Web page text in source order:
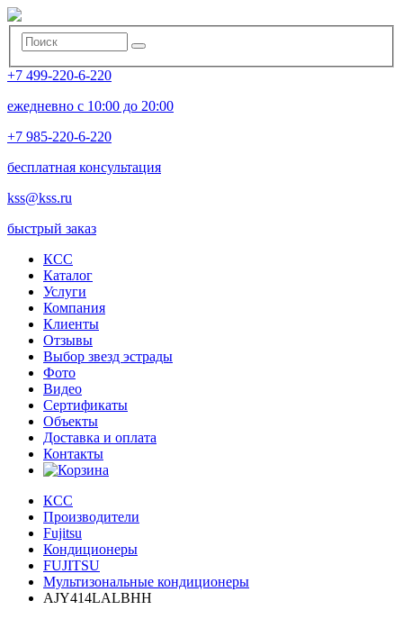
+7 499-220-6-220
ежедневно с 10:00 до 20:00
+7 985-220-6-220
бесплатная консультация
kss@kss.ru
быстрый заказ
КСС
Каталог
Услуги
Компания
Клиенты
Oтзывы
Выбор звезд эстрады
Фото
Видео
Сертификаты
Объекты
Доставка и оплата
Контакты
КСС
Производители
Fujitsu
Кондиционеры
FUJITSU
Мультизональные кондиционеры
AJY414LALBHH